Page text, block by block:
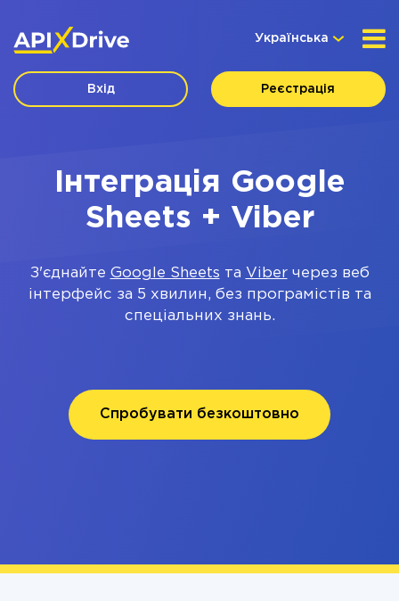
Українська
Вхід Реєстрація
Інтеграція Google
Sheets + Viber
З'єднайте Google Sheets та Viberчерез веб
інтерфейс за 5 хвилин, без програмістів та
спеціальних знань.
Спробувати безкоштовно